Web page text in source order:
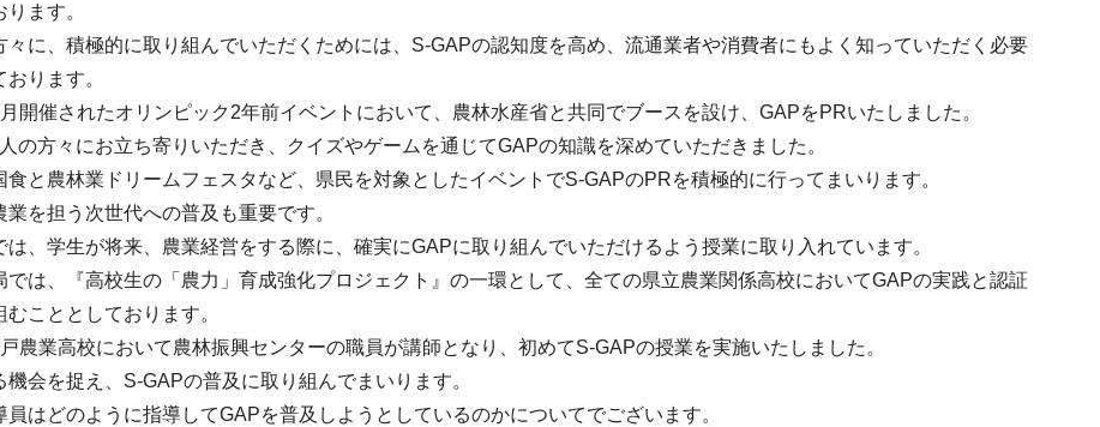
ます。
々に、積極的に取り組んでいただくためには、S-GAPの認知度を高め、流通業者や消費者にもよく知っていただく必要
ります。
開催されたオリンピック2年前イベントにおいて、農林水産省と共同でブースを設け、GAPをPRいたしました。
の方々にお立ち寄りいただき、クイズやゲームを通じてGAPの知識を深めていただきました。
食と農林業ドリームフェスタなど、県民を対象としたイベントでS-GAPのPRを積極的に行ってまいります。
業を担う次世代への普及も重要です。
は、学生が将来、農業経営をする際に、確実にGAPに取り組んでいただけるよう授業に取り入れています。
では、『高校生の「農力」育成強化プロジェクト』の一環として、全ての県立農業関係高校においてGAPの実践と認証
こととしております。
農業高校において農林振興センターの職員が講師となり、初めてS-GAPの授業を実施いたしました。
会を捉え、S-GAPの普及に取り組んでまいります。
員はどのように指導してGAPを普及しようとしているのかについてでございます。